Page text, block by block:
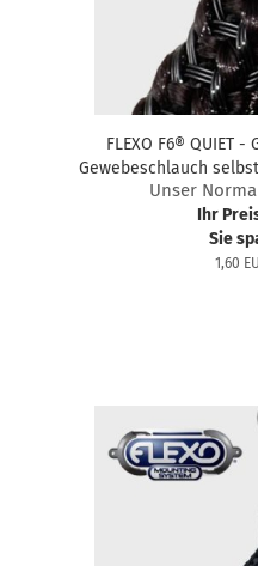
FLEXO F6® QUIET
Gewebeschlauch
Unser
Ihr
Sie
1,60